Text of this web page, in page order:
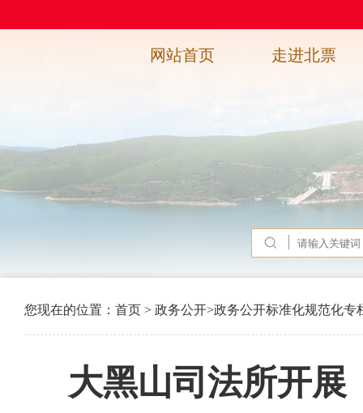
网站首页 走进北票
您现在的位置： 首页 > 政务公开>政务公开标准化规范化专
大黑山司法所开展